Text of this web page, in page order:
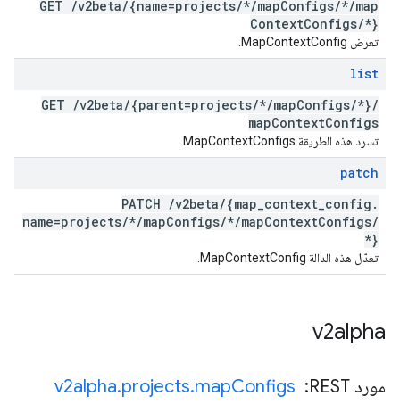
GET /v2beta/{name=projects/*/mapConfigs/*/map
ContextConfigs/*}
تعرض MapContextConfig.
list
GET /v2beta/{parent=projects/*/mapConfigs/*}/
mapContextConfigs
تسرد هذه الطريقة MapContextConfigs.
patch
PATCH /v2beta/{map context config .
name=projects/*/mapConfigs/*/mapContextConfigs/
*}
تعدّل هذه الدالة MapContextConfig.
v2alpha
مورد REST: ‏ v2alpha.projects.mapConfigs